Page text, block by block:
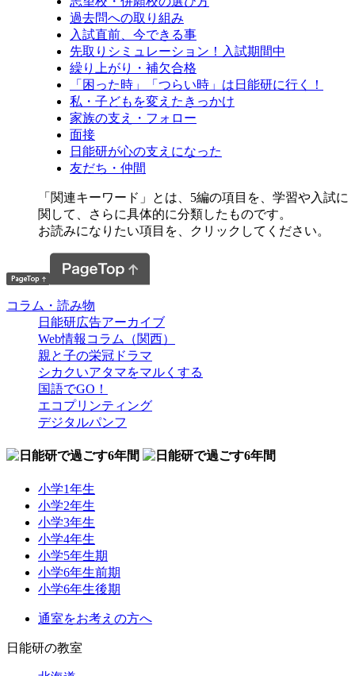
過去問への取り組み
入試直前、今できる事
先取りシミュレーション！入試期間中
繰り上がり・補欠合格
「困った時」「つらい時」は日能研に行く！
私・子どもを変えたきっかけ
家族の支え・フォロー
面接
日能研が心の支えになった
友だち・仲間
「関連キーワード」とは、5編の項目を、学習や入試に
関して、さらに具体的に分類したものです。
お読みになりたい項目を、クリックしてください。
コラム・読み物
日能研広告アーカイブ
Web情報コラム（関西）
親と子の栄冠ドラマ
シカクいアタマをマルくする
国語でGO！
エコプリンティング
デジタルパンフ
小学1年生
小学2年生
小学3年生
小学4年生
小学5年生期
小学6年生前期
小学6年生後期
通室をお考えの方へ
日能研の教室